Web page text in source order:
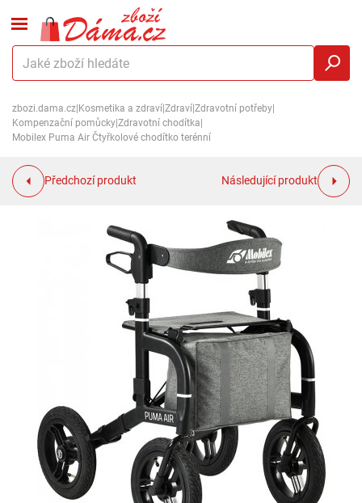
zbozi.dama.cz Kosmetika a zdraví Zdraví Zdravotní potřeby
Kompenzační pomůcky Zdravotní chodítka
Mobilex Puma Air Čtyřkolové chodítko terénní
Předchozí produkt Následující produkt